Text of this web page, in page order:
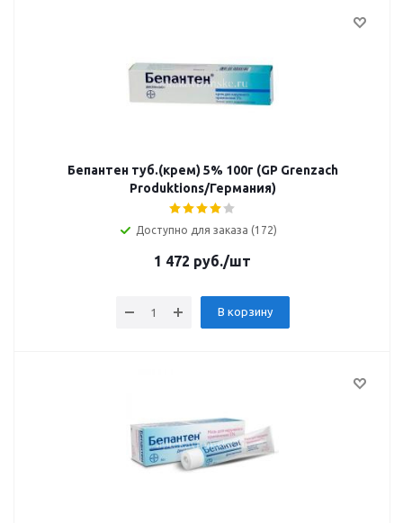
Бепантен туб.(крем) 5% 100г (GP Grenzach
Produktions/Германия)
Доступно для заказа (172)
1 472 руб./шт
В корзину